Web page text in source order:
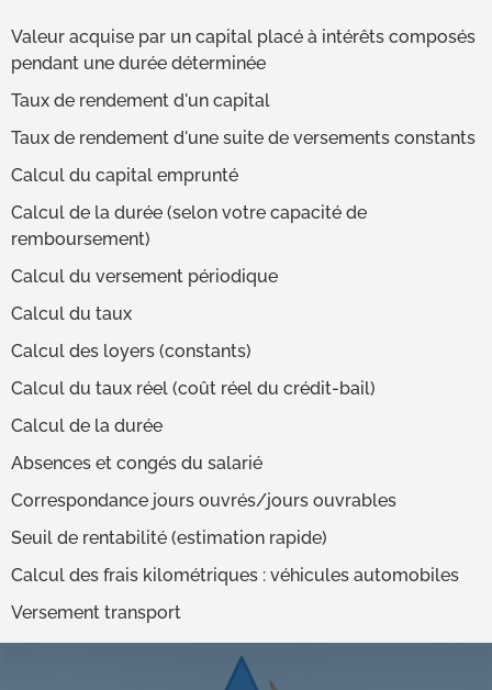
Valeur acquise par un capital placé à intérêts composés
pendant une durée déterminée
Taux de rendement d'un capital
Taux de rendement d'une suite de versements constants
Calcul du capital emprunté
Calcul de la durée (selon votre capacité de
remboursement)
Calcul du versement périodique
Calcul du taux
Calcul des loyers (constants)
Calcul du taux réel (coût réel du crédit-bail)
Calcul de la durée
Absences et congés du salarié
Correspondance jours ouvrés/jours ouvrables
Seuil de rentabilité (estimation rapide)
Calcul des frais kilométriques : véhicules automobiles
Versement transport